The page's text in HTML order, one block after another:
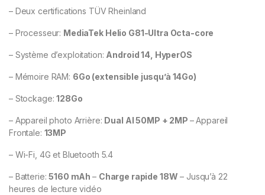
– Deux certifications TÜV Rheinland
– Processeur: MediaTek Helio G81-Ultra Octa-core
– Système d’exploitation: Android 14, HyperOS
– Mémoire RAM: 6Go (extensible jusqu’à 14Go)
– Stockage:128Go
– Appareil photo Arrière: Dual AI 50MP + 2MP – Appareil
Frontale: 13MP
– Wi-Fi, 4G et Bluetooth 5.4
– Batterie:5160 mAh– Charge rapide 18W – Jusqu’à 22
heures de lecture vidéo